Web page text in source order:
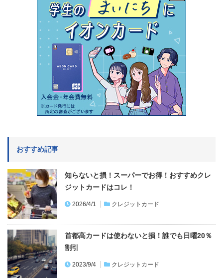
おすすめ記事
知らないと損！スーパーでお得！おすすめクレ
ジットカードはコレ！
2026/4/1 クレジットカード
首都高カードは使わないと損！誰でも日曜20％
割引
2023/9/4 クレジットカード